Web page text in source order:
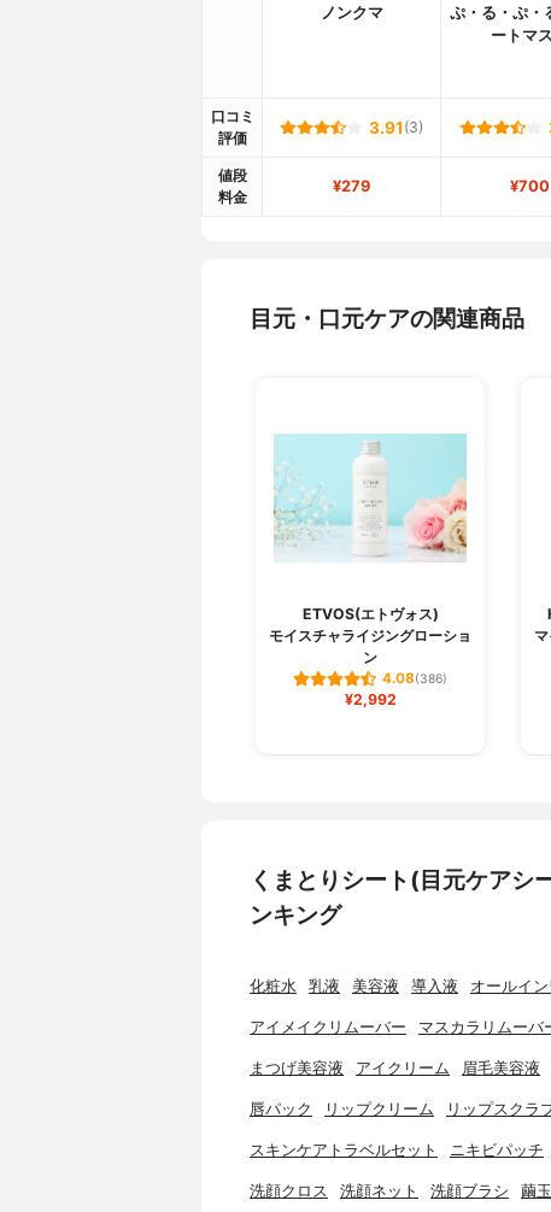
ノンクマ
ぷ・る・ぷ・
ートマ
口コミ
評価
3.91 (3)
値段
料金
¥279 ¥700
目元・口元ケアの関連商品
ETVOS(エトヴォス)
モイスチャライジングローショ
ン
4.08(386)
¥2,992
くまとりシート(目元ケアシ
ンキング
化粧水 乳液 美容液 導入液 オールイ
アイメイクリムーバー マスカラリムーバ
まつげ美容液 アイクリーム 眉毛美容液
唇パック リップクリーム リップスクラ
スキンケアトラベルセット ニキビパッチ
洗顔クロス 洗顔ネット 洗顔ブラシ 繭玉